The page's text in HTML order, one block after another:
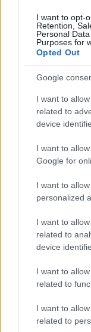
I want to opt-
Retention,
Personal
Purposes for
Opted Out
Google
I want to
related to
device
I want to
Google for
I want to
personalized
I want to
related to
device
I want to
related to
I want to
related to
Pentru a obține